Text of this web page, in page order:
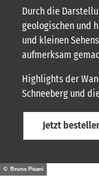
Durch die
geologischen und
und kleinen
aufmerksam
Highlights der
Schneeberg und
Jetzt
© Bruno Pisani